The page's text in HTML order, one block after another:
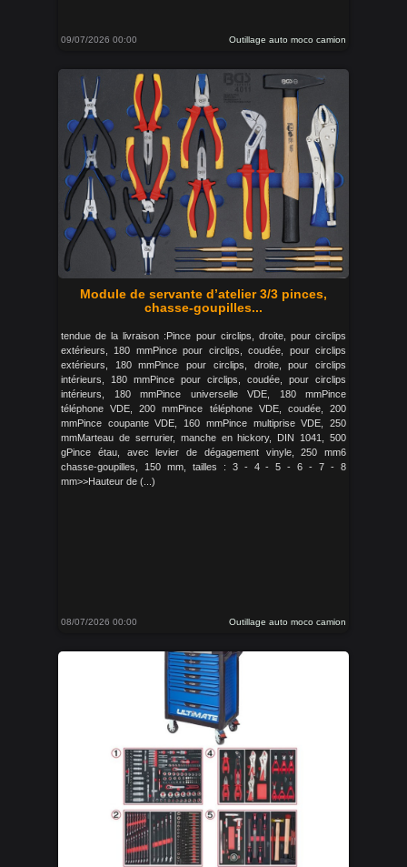
09/07/2026 00:00 Outillage auto moco camion
Module de servante d’atelier 3/3 pinces,
chasse-goupilles...
tendue de la livraison :Pince pour circlips, droite, pour circlips
extérieurs, 180 mmPince pour circlips, coudée, pour circlips
extérieurs, 180 mmPince pour circlips, droite, pour circlips
intérieurs, 180 mmPince pour circlips, coudée, pour circlips
intérieurs, 180 mmPince universelle VDE, 180 mmPince
téléphone VDE, 200 mmPince téléphone VDE, coudée, 200
mmPince coupante VDE, 160 mmPince multiprise VDE, 250
mmMarteau de serrurier, manche en hickory, DIN 1041, 500
gPince étau, avec levier de dégagement vinyle, 250 mm6
chasse-goupilles, 150 mm, tailles : 3 - 4 - 5 - 6 - 7 - 8
mm>>Hauteur de (...)
08/07/2026 00:00 Outillage auto moco camion